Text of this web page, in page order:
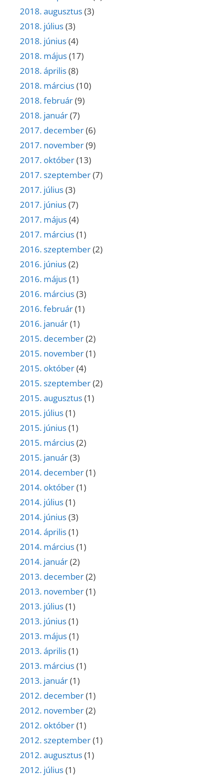
2018. augusztus(3)
2018. július(3)
2018. június(4)
2018. május(17)
2018. április(8)
2018. március(10)
2018. február(9)
2018. január(7)
2017. december(6)
2017. november(9)
2017. október(13)
2017. szeptember(7)
2017. július(3)
2017. június(7)
2017. május(4)
2017. március(1)
2016. szeptember(2)
2016. június(2)
2016. május(1)
2016. március(3)
2016. február(1)
2016. január(1)
2015. december(2)
2015. november(1)
2015. október(4)
2015. szeptember(2)
2015. augusztus(1)
2015. július(1)
2015. június(1)
2015. március(2)
2015. január(3)
2014. december(1)
2014. október(1)
2014. július(1)
2014. június(3)
2014. április(1)
2014. március(1)
2014. január(2)
2013. december(2)
2013. november(1)
2013. július(1)
2013. június(1)
2013. május(1)
2013. április(1)
2013. március(1)
2013. január(1)
2012. december(1)
2012. november(2)
2012. október(1)
2012. szeptember(1)
2012. augusztus(1)
2012. július(1)